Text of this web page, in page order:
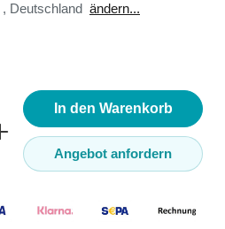
, Deutschland ändern...
In den Warenkorb
Angebot anfordern